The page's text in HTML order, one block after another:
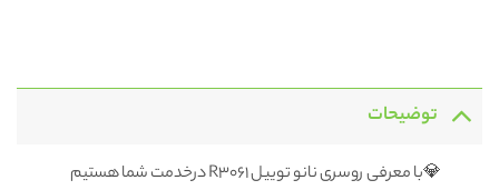
توضیحات
💎با معرفی روسری نانو توییل R3061 درخدمت شما هستیم